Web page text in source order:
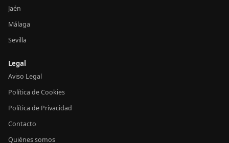
Jaén
Málaga
Sevilla
Legal
Aviso Legal
Política de Cookies
Política de Privacidad
Contacto
Quiénes somos